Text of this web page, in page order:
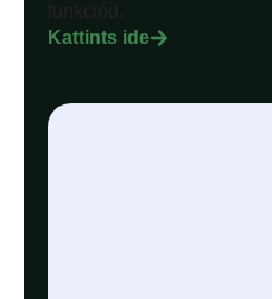
funkciód.
Kattints ide